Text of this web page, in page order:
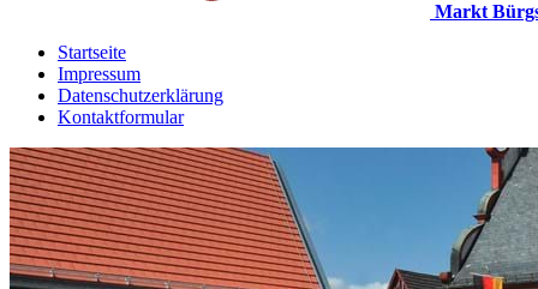
Markt
Startseite
Impressum
Datenschutzerklärung
Kontaktformular